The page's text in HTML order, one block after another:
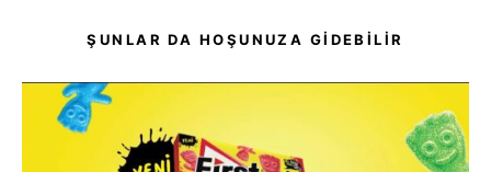
ŞUNLAR DA HOŞUNUZA GIDEBILIR